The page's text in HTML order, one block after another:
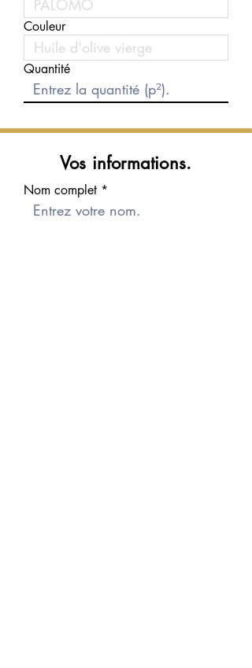
Couleur
Quantité
Vos informations.
Nom complet